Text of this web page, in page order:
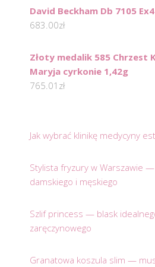
David Beckham Db 7105
683.00zł
Złoty medalik 585 Chrzest
Maryja cyrkonie 1,42g
765.01 zł
Jak wybrać klinikę medycyny
Stylista fryzury w Warszawie
damskiego i męskiego
Szlif princess — blask
zaręczynowego
Granatowa koszula slim —